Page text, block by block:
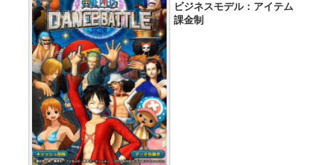
ビジネスモデル：アイテム
課金制